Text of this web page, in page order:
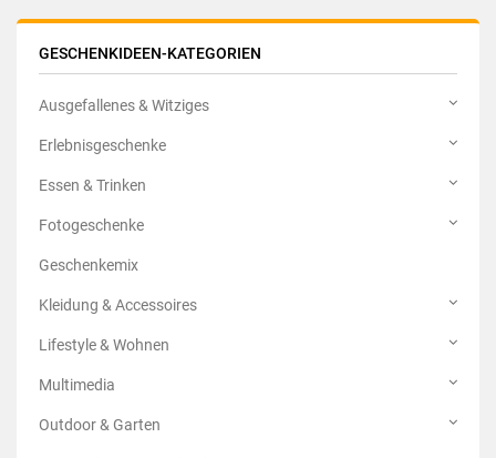
GESCHENKIDEEN-KATEGORIEN
Ausgefallenes & Witziges
Erlebnisgeschenke
Essen & Trinken
Fotogeschenke
Geschenkemix
Kleidung & Accessoires
Lifestyle & Wohnen
Multimedia
Outdoor & Garten